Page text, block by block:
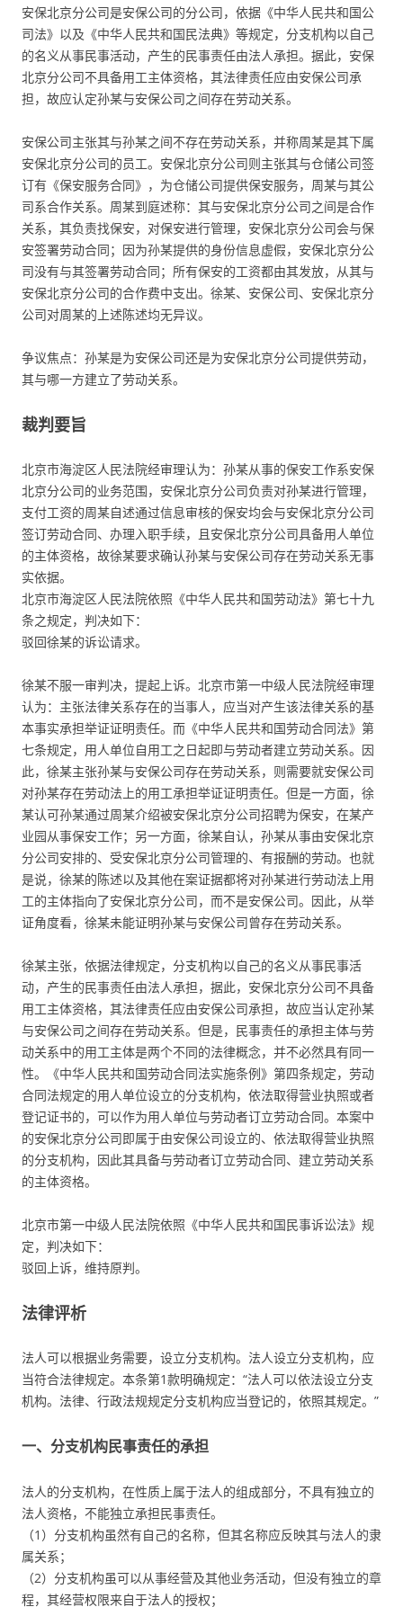
安保北京分公司是安保公司的分公司，依据《中华人民共和国公
司法》以及《中华人民共和国民法典》等规定，分支机构以自己
的名义从事民事活动，产生的民事责任由法人承担。据此，安保
北京分公司不具备用工主体资格，其法律责任应由安保公司承
担，故应认定孙某与安保公司之间存在劳动关系。
安保公司主张其与孙某之间不存在劳动关系，并称周某是其下属
安保北京分公司的员工。安保北京分公司则主张其与仓储公司签
订有《保安服务合同》，为仓储公司提供保安服务，周某与其公
司系合作关系。周某到庭述称：其与安保北京分公司之间是合作
关系，其负责找保安，对保安进行管理，安保北京分公司会与保
安签署劳动合同；因为孙某提供的身份信息虚假，安保北京分公
司没有与其签署劳动合同；所有保安的工资都由其发放，从其与
安保北京分公司的合作费中支出。徐某、安保公司、安保北京分
公司对周某的上述陈述均无异议。
争议焦点：孙某是为安保公司还是为安保北京分公司提供劳动，
其与哪一方建立了劳动关系。
裁判要旨
北京市海淀区人民法院经审理认为：孙某从事的保安工作系安保
北京分公司的业务范围，安保北京分公司负责对孙某进行管理，
支付工资的周某自述通过信息审核的保安均会与安保北京分公司
签订劳动合同、办理入职手续，且安保北京分公司具备用人单位
的主体资格，故徐某要求确认孙某与安保公司存在劳动关系无事
实依据。
北京市海淀区人民法院依照《中华人民共和国劳动法》第七十九
条之规定，判决如下：
驳回徐某的诉讼请求。
徐某不服一审判决，提起上诉。北京市第一中级人民法院经审理
认为：主张法律关系存在的当事人，应当对产生该法律关系的基
本事实承担举证证明责任。而《中华人民共和国劳动合同法》第
七条规定，用人单位自用工之日起即与劳动者建立劳动关系。因
此，徐某主张孙某与安保公司存在劳动关系，则需要就安保公司
对孙某存在劳动法上的用工承担举证证明责任。但是一方面，徐
某认可孙某通过周某介绍被安保北京分公司招聘为保安，在某产
业园从事保安工作；另一方面，徐某自认，孙某从事由安保北京
分公司安排的、受安保北京分公司管理的、有报酬的劳动。也就
是说，徐某的陈述以及其他在案证据都将对孙某进行劳动法上用
工的主体指向了安保北京分公司，而不是安保公司。因此，从举
证角度看，徐某未能证明孙某与安保公司曾存在劳动关系。
徐某主张，依据法律规定，分支机构以自己的名义从事民事活
动，产生的民事责任由法人承担，据此，安保北京分公司不具备
用工主体资格，其法律责任应由安保公司承担，故应当认定孙某
与安保公司之间存在劳动关系。但是，民事责任的承担主体与劳
动关系中的用工主体是两个不同的法律概念，并不必然具有同一
性。《中华人民共和国劳动合同法实施条例》第四条规定，劳动
合同法规定的用人单位设立的分支机构，依法取得营业执照或者
登记证书的，可以作为用人单位与劳动者订立劳动合同。本案中
的安保北京分公司即属于由安保公司设立的、依法取得营业执照
的分支机构，因此其具备与劳动者订立劳动合同、建立劳动关系
的主体资格。
北京市第一中级人民法院依照《中华人民共和国民事诉讼法》规
定，判决如下：
驳回上诉，维持原判。
法律评析
法人可以根据业务需要，设立分支机构。法人设立分支机构，应
当符合法律规定。本条第1款明确规定：“法人可以依法设立分支
机构。法律、行政法规规定分支机构应当登记的，依照其规定。”
一、分支机构民事责任的承担
法人的分支机构，在性质上属于法人的组成部分，不具有独立的
法人资格，不能独立承担民事责任。
（1）分支机构虽然有自己的名称，但其名称应反映其与法人的隶
属关系；
（2）分支机构虽可以从事经营及其他业务活动，但没有独立的章
程，其经营权限来自于法人的授权；